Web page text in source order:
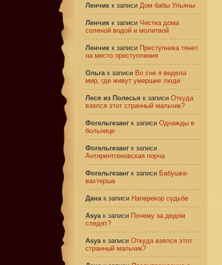
Ленчик к записи Дом бабы Ульяны
Ленчик к записи Чистка дома
соленой водой и молитвой
Ленчик к записи Преступника тянет
на место преступления
Ольгак записи Во сне я видела
мир, где живут умершие люди
Леся из Полесья к записи Откуда
взялся этот странный мальчик?
Фогельгезанг к записи Однажды в
больнице
Фогельгезанг к записи
Антирентгеновская порча
Фогельгезанг к записи Бабушка-
вахтерша
Данак записи Наперекор судьбе
Asyaк записи Почему за дедом
следят?
Asyaк записи Откуда взялся этот
странный мальчик?